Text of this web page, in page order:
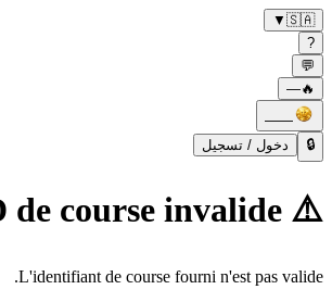
🇸🇦
▼
?
💬
🔥
—
——
🔒
دخول / تسجيل
⚠️ ID de course invalide
L'identifiant de course fourni n'est pas valide.